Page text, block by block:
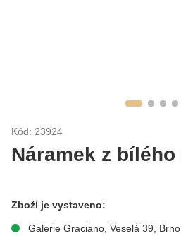
Kód: 23924
Náramek z bílého
Zboží je vystaveno:
Galerie Graciano, Veselá 39,